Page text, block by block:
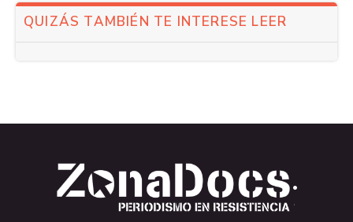
QUIZÁS TAMBIÉN TE INTERESE LEER
.
.